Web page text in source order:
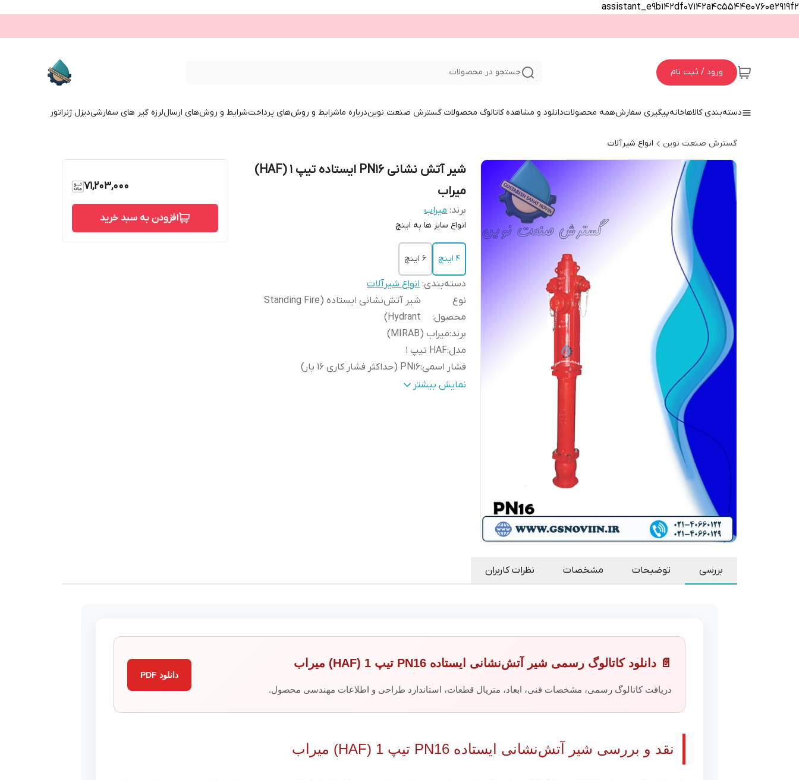
assistant_e9b142df07142a4c5544e0760e2919f2
ورود / ثبت نام جستجو در محصولات
دسته‌بندی کالاهاخانهپیگیری سفارشهمه محصولاتدانلود و مشاهده کاتالوگ محصولات گسترش صنعت نویندرباره ماشرایط و روش‌های پرداختشرایط و روش‌های ارساللرزه گیر های سفارشیدیزل ژنراتور
گسترش صنعت نوین انواع شیرآلات
شیر آتش نشانی PN16 ایستاده تیپ 1 (HAF)
میراب
برند: میراب
انواع سایز ها به اینچ
4 اینچ 6 اینچ
دسته‌بندی:انواع شیرآلات
نوع
محصول:
شیر آتش‌نشانی ایستاده (Standing Fire
Hydrant)
برند:میراب (MIRAB)
مدل:HAF تیپ 1
فشار اسمی:PN16 (حداکثر فشار کاری 16 بار)
نوع عملکرد:دستی (Manual Operation)
نوع اتصال به شبکه:فلنجی
خروجی:
به مدل)
استاندارد تست:
EN 12266-1
دمای کاری
تا حدود 70 درجه سانتی‌گراد
ویژگی
دسترسی سریع به آب در شرایط اضطراری و
نمایش بیشتر
71,203,000
افزودن به سبد خرید
بررسی توضیحات مشخصات نظرات کاربران
📄 دانلود کاتالوگ رسمی شیر آتش‌نشانی ایستاده PN16 تیپ 1 (HAF) میراب
دریافت کاتالوگ رسمی، مشخصات فنی، ابعاد، متریال قطعات، استاندارد طراحی و اطلاعات مهندسی محصول.
دانلود PDF
نقد و بررسی شیر آتش‌نشانی ایستاده PN16 تیپ 1 (HAF) میراب